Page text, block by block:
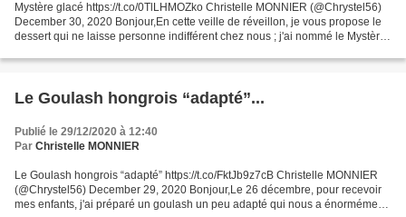
Mystère glacé https://t.co/0TlLHMOZko Christelle MONNIER (@Chrystel56)
December 30, 2020 Bonjour,En cette veille de réveillon, je vous propose le
dessert qui ne laisse personne indifférent chez nous ; j'ai nommé le Mystère
Le Goulash hongrois “adapté”...
Publié le 29/12/2020 à 12:40
Par Christelle MONNIER
Le Goulash hongrois “adapté” https://t.co/FktJb9z7cB Christelle MONNIER
(@Chrystel56) December 29, 2020 Bonjour,Le 26 décembre, pour recevoir
mes enfants, j'ai préparé un goulash un peu adapté qui nous a énormément